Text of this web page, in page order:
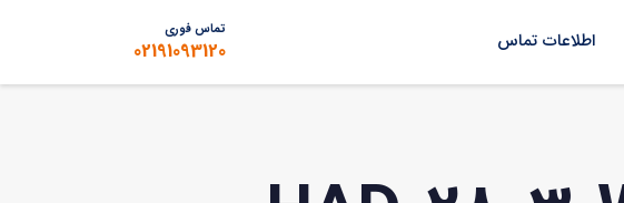
اطلاعات تماس تماس فوری
02191093120